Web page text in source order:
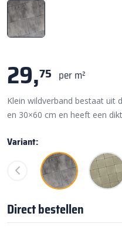
29,75 per m²
Klein wildverband bestaat uit
en 30×60 cm en heeft een
Variant:
Direct bestellen